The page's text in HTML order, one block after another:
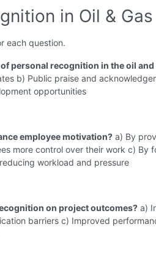
in Oil & Gas
each question.
personal recognition in the oil and
b) Public praise and
opportunities
employee motivation? a) By
more control over their work c) By
workload and pressure
on project outcomes? a)
barriers c) Improved